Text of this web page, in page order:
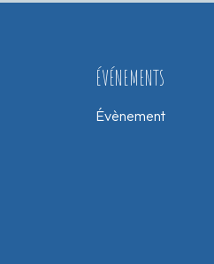
ÉVÉNEMENTS
Évènement